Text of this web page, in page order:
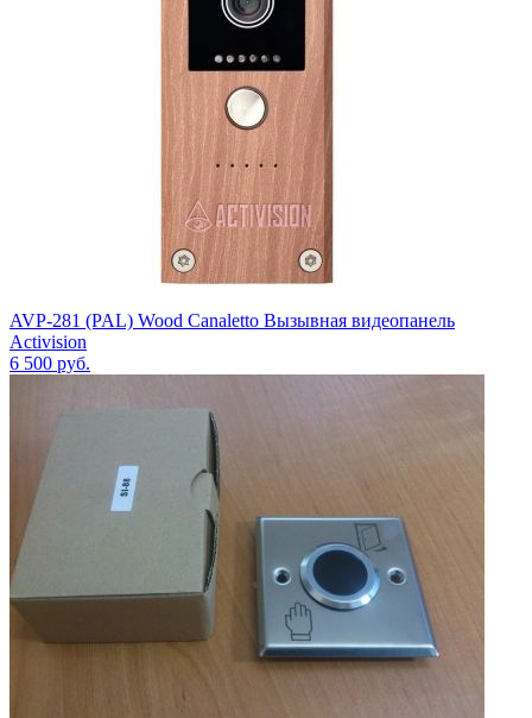
AVP-281 (PAL) Wood Canaletto Вызывная видеопанель
Activision
6 500 руб.